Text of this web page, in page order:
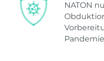
NATON